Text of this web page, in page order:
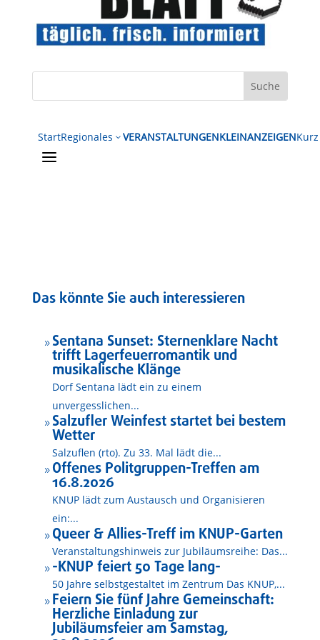
StartRegionales 3 VERANSTALTUNGENKLEINANZEIGEN
a
Das könnte Sie auch interessieren
9 Sentana Sunset: Sternenklare Nacht
trifft Lagerfeuerromantik und
musikalische Klänge
Dorf Sentana lädt ein zu einem
unvergesslichen...
9 Salzufler Weinfest startet bei bestem
Wetter
Salzuflen (rto). Zu 33. Mal lädt die...
9 Offenes Politgruppen-Treffen am
16.8.2026
KNUP lädt zum Austausch und Organisieren
ein:...
9 Queer & Allies-Treff im KNUP-Garten
Veranstaltungshinweis zur Jubiläumsreihe: Das...
9 -KNUP feiert 50 Tage lang-
50 Jahre selbstgestaltet im Zentrum Das KNUP,...
9 Feiern Sie fünf Jahre Gemeinschaft:
Herzliche Einladung zur
Jubiläumsfeier am Samstag,